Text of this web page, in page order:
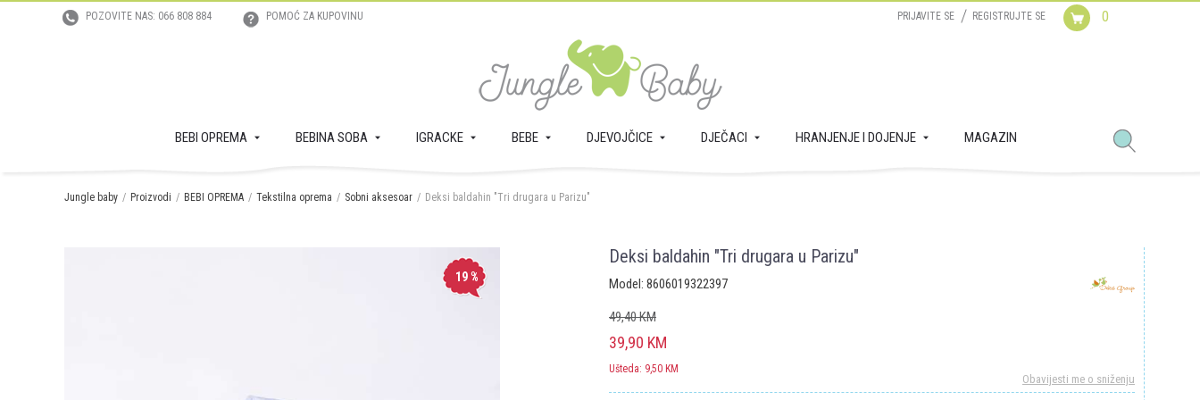
POZOVITE NAS: 066 808 884 POMOĆ ZA KUPOVINU 0
PRIJAVITE SE REGISTRUJTE SE
BEBI OPREMA BEBINA SOBA IGRACKE BEBE DJEVOJČICE DJEČACI HRANJENJE I DOJENJE MAGAZIN
Jungle baby Proizvodi BEBI OPREMA Tekstilna oprema Sobni aksesoar Deksi baldahin "Tri drugara u Parizu"
19%
Deksi baldahin "Tri drugara u Parizu"
Model: 8606019322397
49,40KM
39,90 KM
Ušteda: 9,50 KM
Obavijesti me o sniženju